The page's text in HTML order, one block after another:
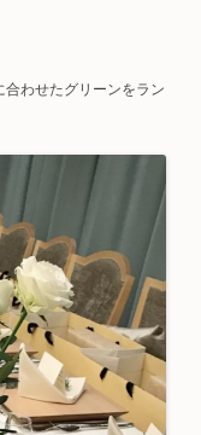
わせたグリーンをラン